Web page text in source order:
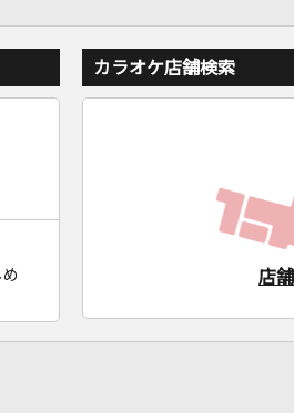
カラオケ店舗検索
店